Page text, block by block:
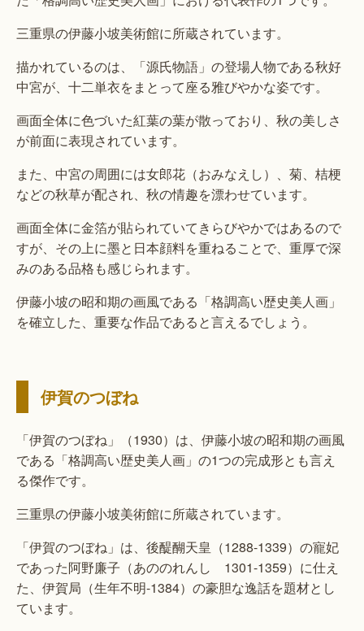
三重県の伊藤小坡美術館に所蔵されています。
描かれているのは、「源氏物語」の登場人物である秋好
中宮が、十二単衣をまとって座る雅びやかな姿です。
画面全体に色づいた紅葉の葉が散っており、秋の美しさ
が前面に表現されています。
また、中宮の周囲には女郎花（おみなえし）、菊、桔梗
などの秋草が配され、秋の情趣を漂わせています。
画面全体に金箔が貼られていてきらびやかではあるので
すが、その上に墨と日本顔料を重ねることで、重厚で深
みのある品格も感じられます。
伊藤小坡の昭和期の画風である「格調高い歴史美人画」
を確立した、重要な作品であると言えるでしょう。
伊賀のつぼね
「伊賀のつぼね」（1930）は、伊藤小坡の昭和期の画風
である「格調高い歴史美人画」の1つの完成形とも言え
る傑作です。
三重県の伊藤小坡美術館に所蔵されています。
「伊賀のつぼね」は、後醍醐天皇（1288-1339）の寵妃
であった阿野廉子（あののれんし 1301-1359）に仕え
た、伊賀局（生年不明-1384）の豪胆な逸話を題材とし
ています。